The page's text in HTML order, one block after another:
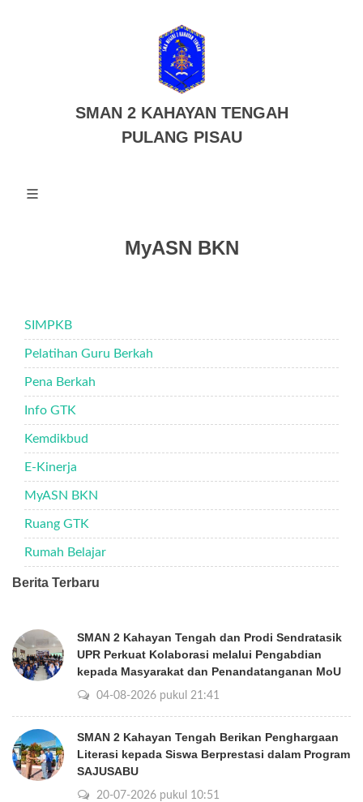
SMAN 2 KAHAYAN TENGAH
PULANG PISAU
MyASN BKN
SIMPKB
Pelatihan Guru Berkah
Pena Berkah
Info GTK
Kemdikbud
E-Kinerja
MyASN BKN
Ruang GTK
Rumah Belajar
Berita Terbaru
SMAN 2 Kahayan Tengah dan Prodi Sendratasik
UPR Perkuat Kolaborasi melalui Pengabdian
kepada Masyarakat dan Penandatanganan MoU
04-08-2026 pukul 21:41
SMAN 2 Kahayan Tengah Berikan Penghargaan
Literasi kepada Siswa Berprestasi dalam Program
SAJUSABU
20-07-2026 pukul 10:51